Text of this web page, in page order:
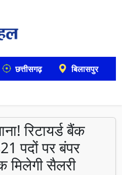
छत्तीसगढ़ बिलासपुर
रिटायर्ड बैंक
पदों पर बंपर
मिलेगी सैलरी